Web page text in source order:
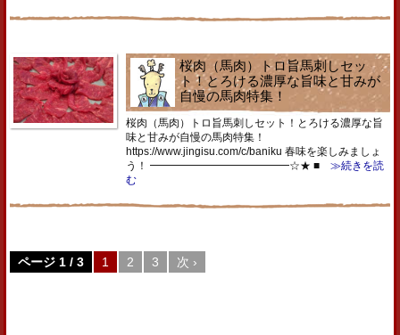
桜肉（馬肉）トロ旨馬刺しセッ
ト！とろける濃厚な旨味と甘みが
自慢の馬肉特集！
桜肉（馬肉）トロ旨馬刺しセット！とろける濃厚な旨
味と甘みが自慢の馬肉特集！
https://www.jingisu.com/c/baniku 春味を楽しみましょ
う！ ━━━━━━━━━━━━━☆★ ■ ≫続きを読
む
ページ 1 / 3 1 2 3 次 ›